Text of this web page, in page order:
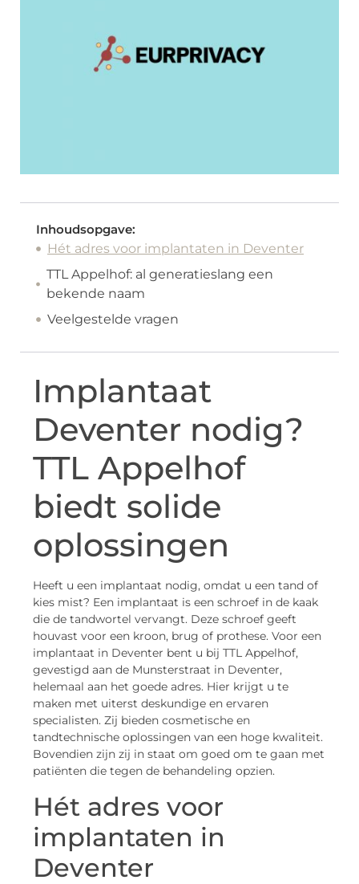
Inhoudsopgave:
Hét adres voor implantaten in Deventer
TTL Appelhof: al generatieslang een
bekende naam
Veelgestelde vragen
Implantaat
Deventer nodig?
TTL Appelhof
biedt solide
oplossingen
Heeft u een implantaat nodig, omdat u een tand of
kies mist? Een implantaat is een schroef in de kaak
die de tandwortel vervangt. Deze schroef geeft
houvast voor een kroon, brug of prothese. Voor een
implantaat in Deventer bent u bij TTL Appelhof,
gevestigd aan de Munsterstraat in Deventer,
helemaal aan het goede adres. Hier krijgt u te
maken met uiterst deskundige en ervaren
specialisten. Zij bieden cosmetische en
tandtechnische oplossingen van een hoge kwaliteit.
Bovendien zijn zij in staat om goed om te gaan met
patiënten die tegen de behandeling opzien.
Hét adres voor
implantaten in
Deventer